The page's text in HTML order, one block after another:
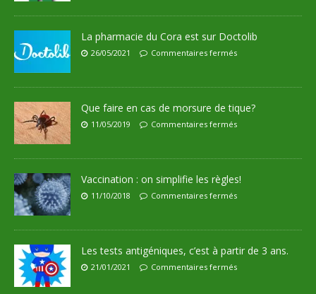
La pharmacie du Cora est sur Doctolib
26/05/2021 Commentaires fermés
Que faire en cas de morsure de tique?
11/05/2019 Commentaires fermés
Vaccination : on simplifie les règles!
11/10/2018 Commentaires fermés
Les tests antigéniques, c’est à partir de 3 ans.
21/01/2021 Commentaires fermés